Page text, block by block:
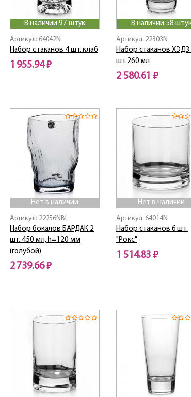
В наличии 97 штук
Артикул: 64042N
Набор стаканов 4 шт. клаб
1 955.94 ₽
В наличии 58
Артикул: 22303N
Набор стаканов ХЭДЗ
шт.260 мл
2 580.61 ₽
Нет в наличии
Артикул: 22256NBL
Набор бокалов БАРДАК 2
шт. 450 мл, h=120 мм
(голубой)
2 739.66 ₽
Нет в наличии
Артикул: 64014N
Набор стаканов 6 шт.
"Рокс"
1 514.83 ₽